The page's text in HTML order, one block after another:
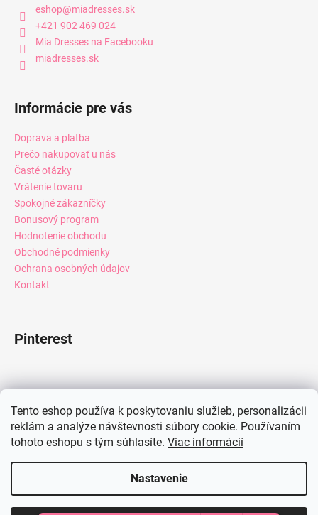
Tento eshop používa k poskytovaniu služieb, personalizácii
reklám a analýze návštevnosti súbory cookie. Používaním
tohoto eshopu s tým súhlasíte. Viac informácií
Nastavenie
eshop@miadresses.sk
+421 902 469 024
Mia Dresses na Facebooku
miadresses.sk
Informácie pre vás
Doprava a platba
Prečo nakupovať u nás
Časté otázky
Vrátenie tovaru
Spokojné zákazníčky
Bonusový program
Hodnotenie obchodu
Obchodné podmienky
Ochrana osobných údajov
Kontakt
Pinterest
Instagram